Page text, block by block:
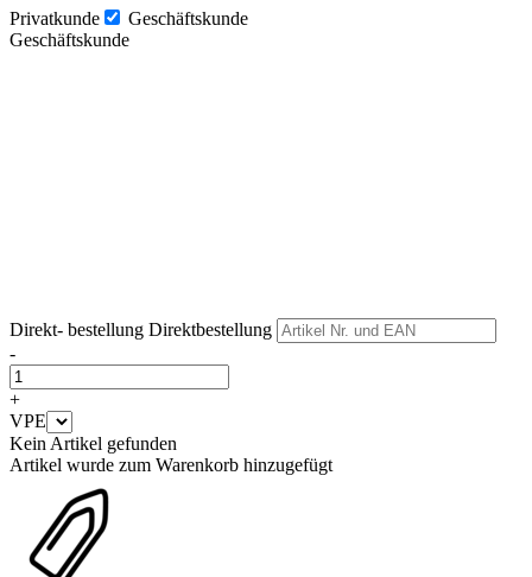
Privatkunde
Geschäftskunde
Geschäftskunde
Direkt- bestellung Direktbestellung
-
+
VPE
Kein Artikel gefunden
Artikel wurde zum Warenkorb hinzugefügt